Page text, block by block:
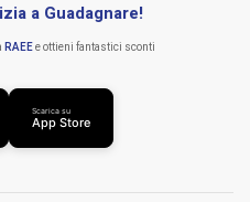
a Guadagnare!
RAEEe ottieni fantastici sconti
Scarica su
App Store